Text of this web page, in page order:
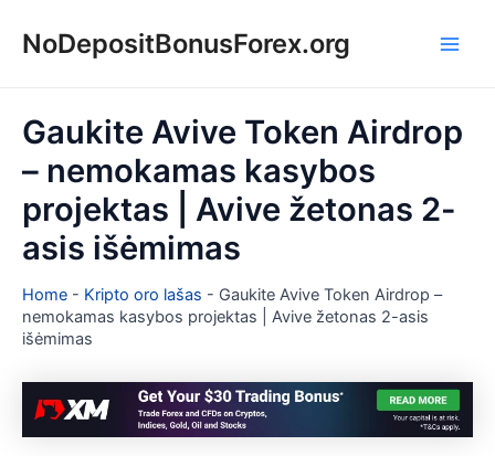
prieNoDepositBonusForex.org
Gaukite Avive Token Airdrop
– nemokamas kasybos
projektas | Avive žetonas 2-
asis išėmimas
Home - Kripto oro lašas - Gaukite Avive Token Airdrop –
nemokamas kasybos projektas | Avive žetonas 2-asis
išėmimas